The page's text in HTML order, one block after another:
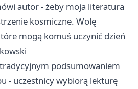
autor - żeby moja literatura
kosmiczne. Wolę
mogą komuś uczynić dzień
podsumowaniem
- uczestnicy wybiorą lekturę